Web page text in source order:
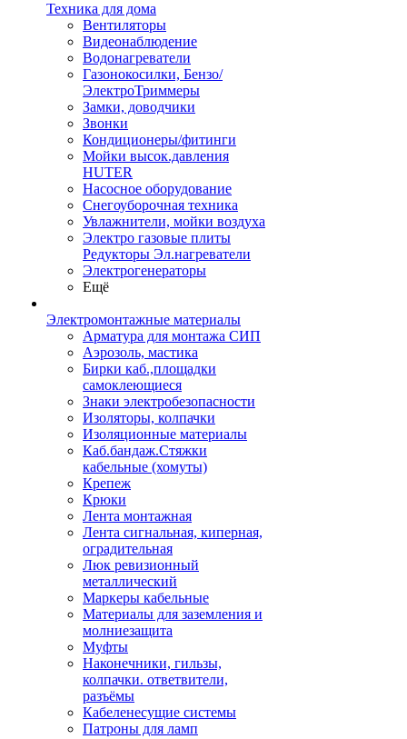
Техника для дома
Вентиляторы
Видеонаблюдение
Водонагреватели
Газонокосилки, Бензо/
ЭлектроТриммеры
Замки, доводчики
Звонки
Кондиционеры/фитинги
Мойки высок.давления
HUTER
Насосное оборудование
Снегоуборочная техника
Увлажнители, мойки воздуха
Электро газовые плиты
Редукторы Эл.нагреватели
Электрогенераторы
Ещё
Электромонтажные материалы
Арматура для монтажа СИП
Аэрозоль, мастика
Бирки каб.,площадки
самоклеющиеся
Знаки электробезопасности
Изоляторы, колпачки
Изоляционные материалы
Каб.бандаж.Стяжки
кабельные (хомуты)
Крепеж
Крюки
Лента монтажная
Лента сигнальная, киперная,
оградительная
Люк ревизионный
металлический
Маркеры кабельные
Материалы для заземления и
молниезащита
Муфты
Наконечники, гильзы,
колпачки. ответвители,
разъёмы
Кабеленесущие системы
Патроны для ламп